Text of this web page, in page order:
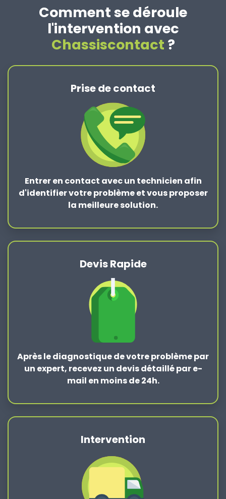
Comment se déroule
l'intervention avec
Chassiscontact ?
Prise de contact
Entrer en contact avec un technicien afin
d'identifier votre problème et vous proposer
la meilleure solution.
Devis Rapide
Après lediagnostique de votre problèmepar
un expert, recevez un devis détaillé par e-
mail en moins de 24h.
Intervention